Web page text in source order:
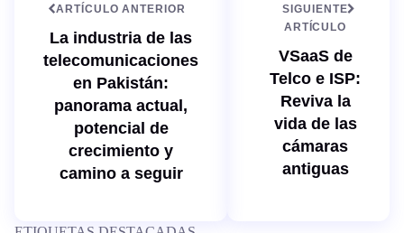
ARTÍCULO ANTERIOR
La industria de las
telecomunicaciones
en Pakistán:
panorama actual,
potencial de
crecimiento y
camino a seguir
SIGUIENTE
ARTÍCULO
VSaaS de
Telco e ISP:
Reviva la
vida de las
cámaras
antiguas